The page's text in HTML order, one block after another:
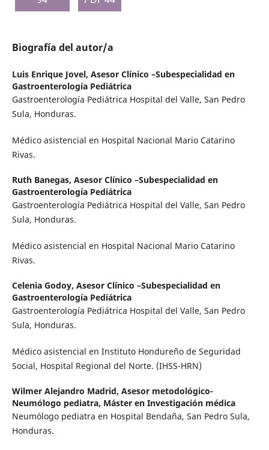
Biografía del autor/a
Luis Enrique Jovel, Asesor Clínico –Subespecialidad en
Gastroenterología Pediátrica
Gastroenterología Pediátrica Hospital del Valle, San Pedro
Sula, Honduras.
Médico asistencial en Hospital Nacional Mario Catarino
Rivas.
Ruth Banegas, Asesor Clínico –Subespecialidad en
Gastroenterología Pediátrica
Gastroenterología Pediátrica Hospital del Valle, San Pedro
Sula, Honduras.
Médico asistencial en Hospital Nacional Mario Catarino
Rivas.
Celenia Godoy, Asesor Clínico –Subespecialidad en
Gastroenterología Pediátrica
Gastroenterología Pediátrica Hospital del Valle, San Pedro
Sula, Honduras.
Médico asistencial en Instituto Hondureño de Seguridad
Social, Hospital Regional del Norte. (IHSS-HRN)
Wilmer Alejandro Madrid, Asesor metodológico-
Neumólogo pediatra, Máster en Investigación médica
Neumólogo pediatra en Hospital Bendaña, San Pedro Sula,
Honduras.